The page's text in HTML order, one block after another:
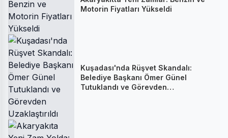
Motorin Fiyatları Yükseldi
Kuşadası'nda Rüşvet Skandalı:
Belediye Başkanı Ömer Günel
Tutuklandı ve Görevden